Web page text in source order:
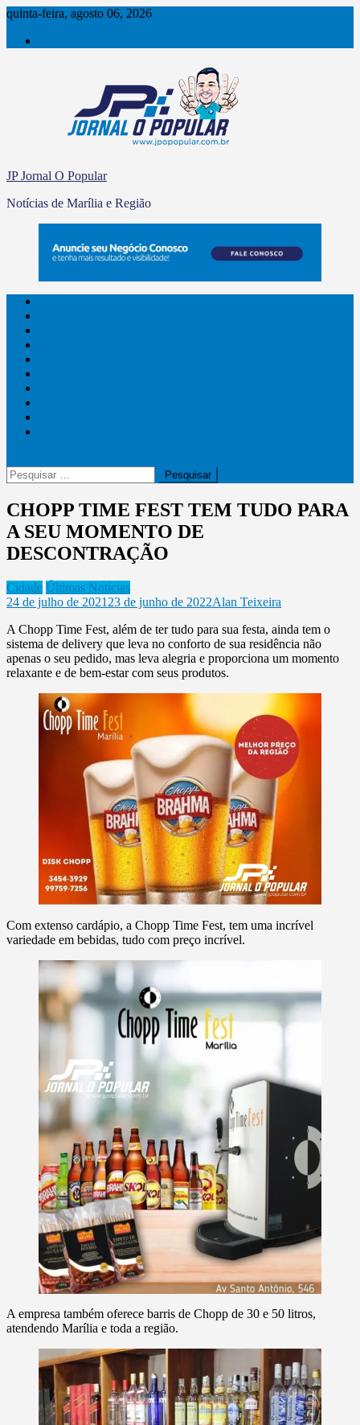
Skip
content
quinta-feira, agosto 06, 2026
JP Jornal O Popular
Notícias de Marília e Região
Pesquisar
por:
CHOPP TIME FEST TEM TUDO PARA
A SEU MOMENTO DE
DESCONTRAÇÃO
Cidade Últimas Notícias
24 de julho de 2021 23 de junho de 2022Alan Teixeira
A Chopp Time Fest, além de ter tudo para sua festa, ainda tem o
sistema de delivery que leva no conforto de sua residência não
apenas o seu pedido, mas leva alegria e proporciona um momento
relaxante e de bem-estar com seus produtos.
Com extenso cardápio, a Chopp Time Fest, tem uma incrível
variedade em bebidas, tudo com preço incrível.
A empresa também oferece barris de Chopp de 30 e 50 litros,
atendendo Marília e toda a região.